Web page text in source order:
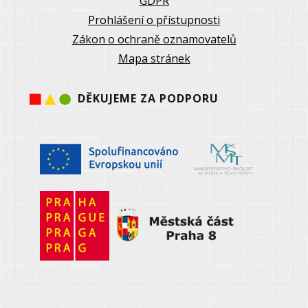
Prohlášení o přístupnosti
Zákon o ochraně oznamovatelů
Mapa stránek
DĚKUJEME ZA PODPORU